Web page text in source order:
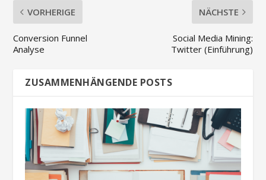
VORHERIGE
Conversion Funnel
Analyse
NÄCHSTE
Social Media Mining:
Twitter (Einführung)
ZUSAMMENHÄNGENDE POSTS